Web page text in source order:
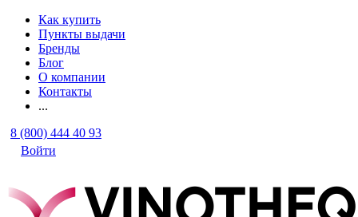
Как купить
Пункты выдачи
Бренды
Блог
О компании
Контакты
...
8 (800) 444 40 93
Войти